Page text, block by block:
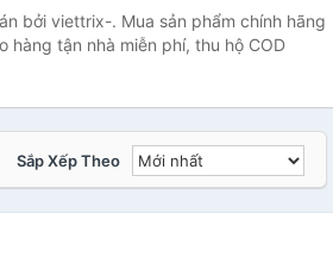
bởi viettrix-. Mua sản phẩm chính hãng
hàng tận nhà miễn phí, thu hộ COD
Sắp Xếp Theo